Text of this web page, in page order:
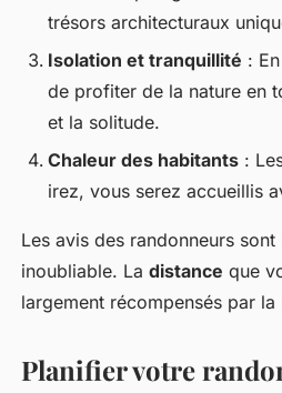
trésors architecturaux
Isolation et tranquillité :
de profiter de la nature en
et la solitude.
Chaleur des habitants :
irez, vous serez accueillis
Les avis des randonneurs
inoubliable. La distance que
largement récompensés par
Planifier votre